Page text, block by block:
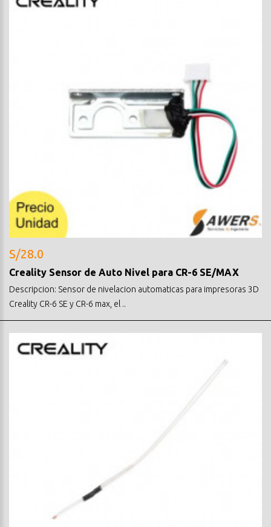
S/28.0
Creality Sensor de Auto Nivel para CR-6 SE/MAX
Descripcion: Sensor de nivelacion automaticas para impresoras 3D
Creality CR-6 SE y CR-6 max, el ..